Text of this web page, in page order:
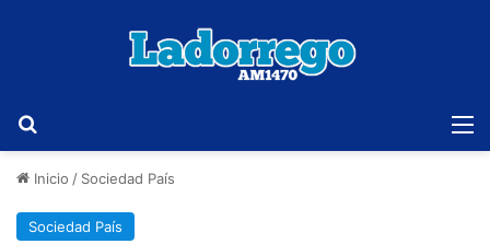
Inicio / Sociedad País
Sociedad País